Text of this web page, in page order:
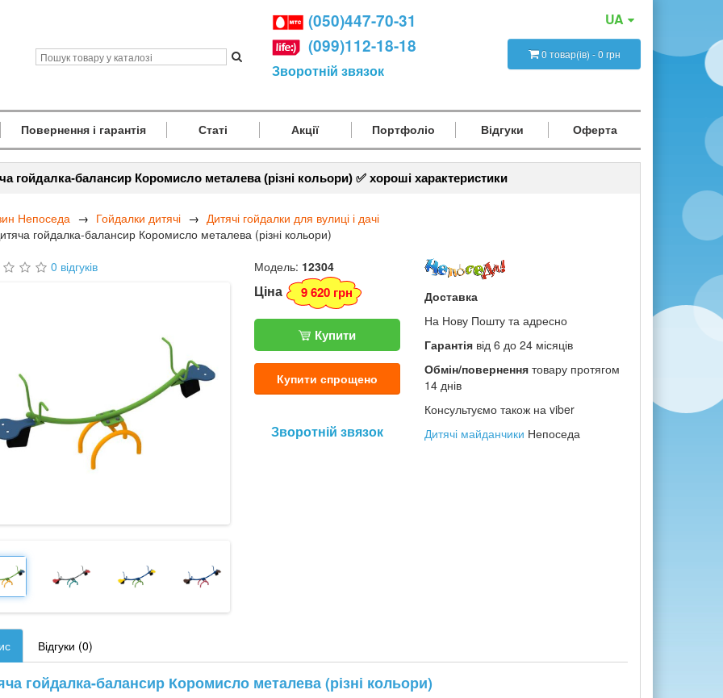
(050)447-70-31
(099)112-18-18
Зворотній звязок
UA
0 товар(ів) - 0 грн
Повернення і гарантія Статі Акції Портфоліо Відгуки Оферта
гойдалка-балансир Коромисло металева (різні кольори) ✅ хороші характеристики
Непоседа Гойдалки дитячі
Дитячі гойдалки для вулиці і дачі
гойдалка-балансир Коромисло металева (різні кольори)
0 відгуків
Модель: 12304
Ціна 9 620 грн
Купити
Купити спрощено
Зворотній звязок
Доставка
На Нову Пошту та адресно
Гарантія від 6 до 24 місяців
Обмін/повернення товару протягом
14 днів
Консультуємо також на viber
Дитячі майданчики Непоседа
Відгуки (0)
гойдалка-балансир Коромисло металева (різні кольори)